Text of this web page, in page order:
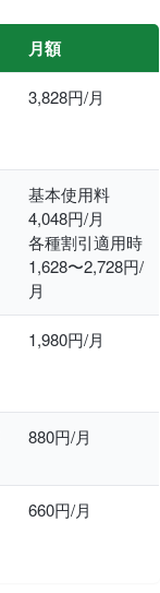
月額
3,828円/月
基本使用料
4,048円/月
各種割引適用時
1,628〜2,728円/
月
1,980円/月
880円/月
660円/月